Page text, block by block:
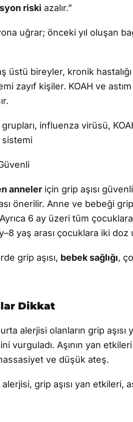
riski azalır.”
uğrar; önceki yıl oluşan
üstü bireyler, kronik
zayıf kişiler. KOAH ve
influenza virüsü,
sistemi
anneler için grip aşısı
önerilir. Anne ve bebeği
6 ay üzeri tüm çocuklara
yaş arası çocuklara iki doz
grip aşısı, bebek sağlığı,
Dikkat
alerjisi olanların grip aşısı
vurguladı. Aşının yan
ve düşük ateş.
grip aşısı yan etkileri,